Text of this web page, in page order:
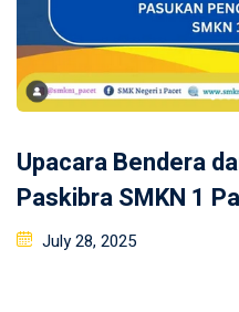
Upacara Bendera
Paskibra SMKN 1
Posted
July 28, 2025